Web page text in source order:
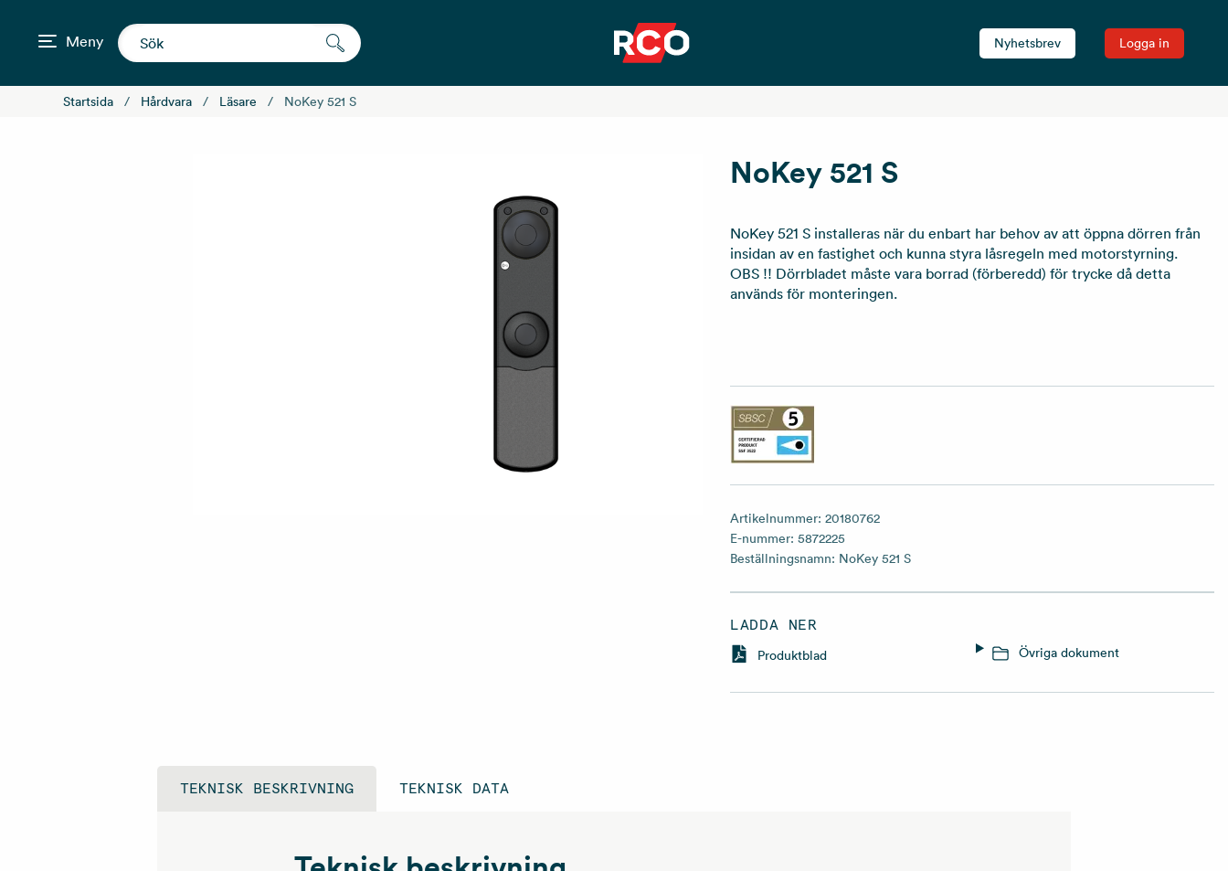
Meny Nyhetsbrev Logga in
Startsida Hårdvara Läsare NoKey 521 S
NoKey 521 S
NoKey 521 S installeras när du enbart har behov av att öppna dörren från
insidan av en fastighet och kunna styra låsregeln med motorstyrning.
OBS !! Dörrbladet måste vara borrad (förberedd) för trycke då detta
används för monteringen.
Artikelnummer: 20180762
E-nummer: 5872225
Beställningsnamn: NoKey 521 S
LADDA NER
Produktblad Övriga dokument
TEKNISK BESKRIVNING TEKNISK DATA